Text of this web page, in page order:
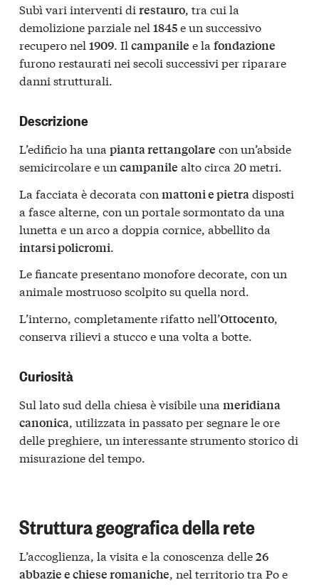
Subì vari interventi di restauro, tra cui la
demolizione parziale nel 1845e un successivo
recupero nel 1909. Il campanile e la fondazione
furono restaurati nei secoli successivi per riparare
danni strutturali.
Descrizione
L’edificio ha una pianta rettangolare con un’abside
semicircolare e un campanile alto circa 20 metri.
La facciata è decorata con mattoni e pietradisposti
a fasce alterne, con un portale sormontato da una
lunetta e un arco a doppia cornice, abbellito da
intarsi policromi.
Le fiancate presentano monofore decorate, con un
animale mostruoso scolpito su quella nord.
L’interno, completamente rifatto nell’Ottocento,
conserva rilievi a stucco e una volta a botte.
Curiosità
Sul lato sud della chiesa è visibile una meridiana
canonica, utilizzata in passato per segnare le ore
delle preghiere, un interessante strumento storico di
misurazione del tempo.
Struttura geografica della rete
L’accoglienza, la visita e la conoscenza delle26
abbazie e chiese romaniche, nel territorio tra Po e